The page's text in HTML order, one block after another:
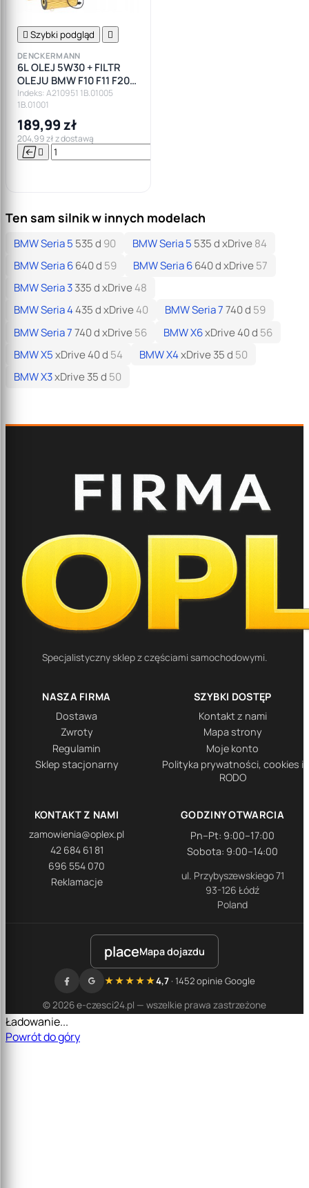
 Szybki podgląd 
DENCKERMANN
6L OLEJ 5W30 + FILTR
OLEJU BMW F10 F11 F20
F30 F82 E90 E92 E87
Indeks: A210951 1B.01005
1B.01001
189,99 zł
204,99 zł z dostawą
 
Ten sam silnik w innych modelach
BMW Seria 5 535 d 90 BMW Seria 5 535 d xDrive84
BMW Seria 6640 d 59 BMW Seria 6640 d xDrive57
BMW Seria 3335 d xDrive48
BMW Seria 4435 d xDrive40 BMW Seria 7740 d 59
BMW Seria 7740 d xDrive56 BMW X6xDrive 40 d 56
BMW X5xDrive 40 d 54 BMW X4xDrive 35 d 50
BMW X3xDrive 35 d 50
Specjalistyczny sklep z częściami samochodowymi.
NASZA FIRMA
Dostawa
Zwroty
Regulamin
Sklep stacjonarny
SZYBKI DOSTĘP
Kontakt z nami
Mapa strony
Moje konto
Polityka prywatności, cookies i
RODO
KONTAKT Z NAMI
zamowienia@oplex.pl
42 684 61 81
696 554 070
Reklamacje
GODZINY OTWARCIA
Pn–Pt: 9:00–17:00
Sobota: 9:00–14:00
ul. Przybyszewskiego 71
93-126 Łódź
Poland
placeMapa dojazdu
© 2026 e-czesci24.pl — wszelkie prawa zastrzeżone
★★★★★4,7· 1452 opinie Google
Ładowanie...
Powrót do góry